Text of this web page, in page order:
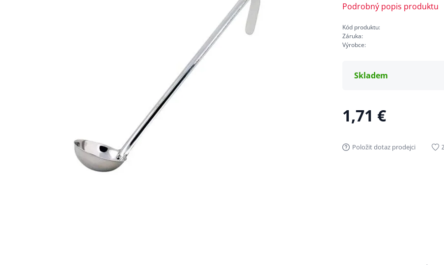
Podrobný popis produktu
Kód produktu:
Záruka:
Výrobce:
Skladem
1,71 €
Položit dotaz prodejci